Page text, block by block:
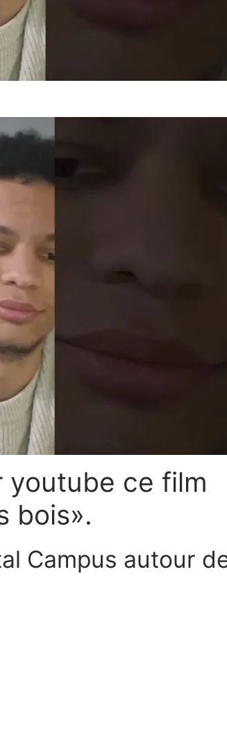
youtube ce film
bois».
Campus autour